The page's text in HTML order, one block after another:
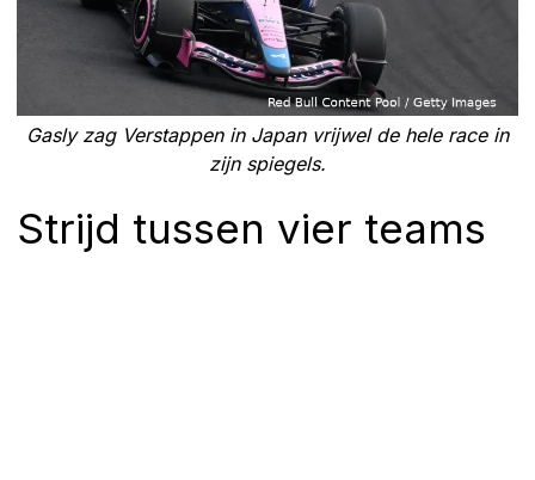
Gasly zag Verstappen in Japan vrijwel de hele race in
zijn spiegels.
Strijd tussen vier teams